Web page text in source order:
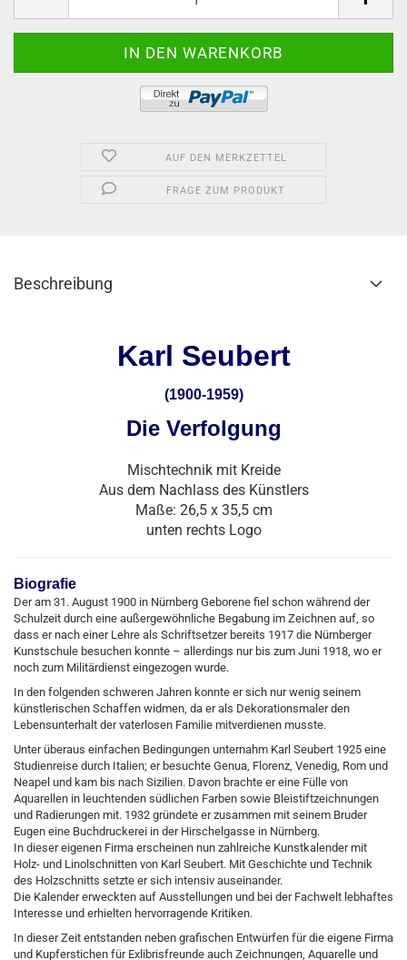
AUF DEN MERKZETTEL
FRAGE ZUM PRODUKT
Beschreibung
Karl Seubert
(1900-1959)
Die Verfolgung
Mischtechnik mit Kreide
Aus dem Nachlass des Künstlers
Maße: 26,5 x 35,5 cm
unten rechts Logo
Biografie
Der am 31. August 1900 in Nürnberg Geborene fiel schon während der
Schulzeit durch eine außergewöhnliche Begabung im Zeichnen auf, so
dass er nach einer Lehre als Schriftsetzer bereits 1917 die Nürnberger
Kunstschule besuchen konnte – allerdings nur bis zum Juni 1918, wo er
noch zum Militärdienst eingezogen wurde.
In den folgenden schweren Jahren konnte er sich nur wenig seinem
künstlerischen Schaffen widmen, da er als Dekorationsmaler den
Lebensunterhalt der vaterlosen Familie mitverdienen musste.
Unter überaus einfachen Bedingungen unternahm Karl Seubert 1925 eine
Studienreise durch Italien; er besuchte Genua, Florenz, Venedig, Rom und
Neapel und kam bis nach Sizilien. Davon brachte er eine Fülle von
Aquarellen in leuchtenden südlichen Farben sowie Bleistiftzeichnungen
und Radierungen mit. 1932 gründete er zusammen mit seinem Bruder
Eugen eine Buchdruckerei in der Hirschelgasse in Nürnberg.
In dieser eigenen Firma erscheinen nun zahlreiche Kunstkalender mit
Holz- und Linolschnitten von Karl Seubert. Mit Geschichte und Technik
des Holzschnitts setzte er sich intensiv auseinander.
Die Kalender erweckten auf Ausstellungen und bei der Fachwelt lebhaftes
Interesse und erhielten hervorragende Kritiken.
In dieser Zeit entstanden neben grafischen Entwürfen für die eigene Firma
und Kupferstichen für Exlibrisfreunde auch Zeichnungen, Aquarelle und